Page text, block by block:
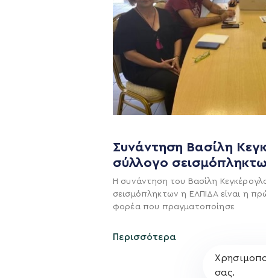
Συνάντηση Βασίλη
σύλλογο
Η συνάντηση του Βασίλη
σεισμόπληκτων η ΕΛΠΙΔΑ είναι η
φορέα που πραγματοποίησε
Περισσότερα
Όραμα
Σχέδιο
Πολιτική
σας.